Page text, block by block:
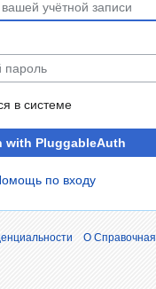
в системе
with PluggableAuth
по входу
О Справочная